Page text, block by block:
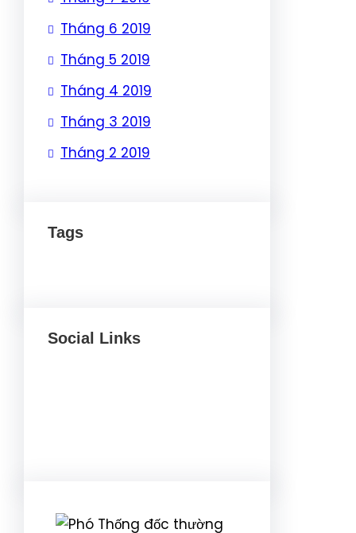
Tháng 6 2019
Tháng 5 2019
Tháng 4 2019
Tháng 3 2019
Tháng 2 2019
Tags
Social Links